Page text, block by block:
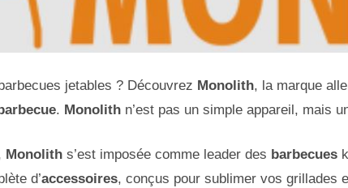
jetables ? Découvrez Monolith, la marque
. Monolith n’est pas un simple appareil, mais
Monolith s’est imposée comme leader des barbecues
d’accessoires, conçus pour sublimer vos grillades